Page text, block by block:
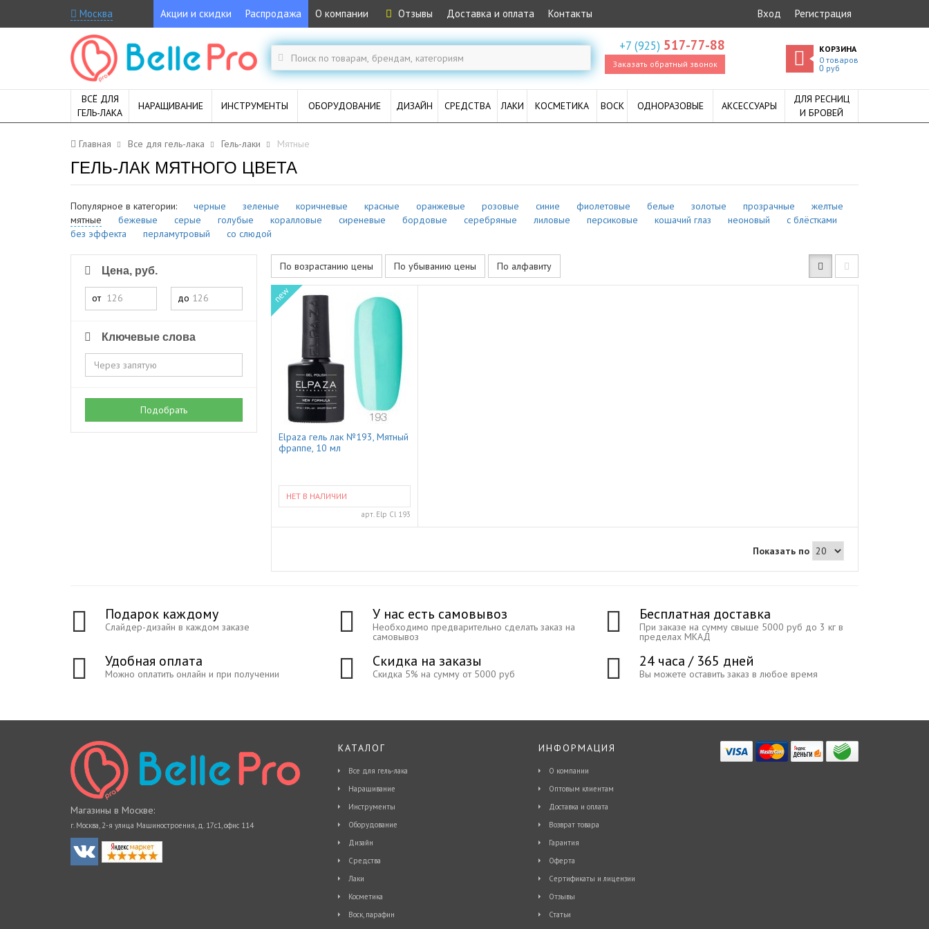
Москва Акции и скидки Распродажа О компании Отзывы Доставка и оплата Контакты Вход Регистрация
+7 (925) 517-77-88
Заказать обратный звонок
КОРЗИНА
0 товаров
0руб
ВСЁ ДЛЯ
ГЕЛЬ-ЛАКА
НАРАЩИВАНИЕ ИНСТРУМЕНТЫ ОБОРУДОВАНИЕ ДИЗАЙН СРЕДСТВА ЛАКИ КОСМЕТИКА ВОСК ОДНОРАЗОВЫЕ АКСЕССУАРЫ
ДЛЯ РЕСНИЦ
И БРОВЕЙ
Главная Все для гель-лака Гель-лаки Мятные
ГЕЛЬ-ЛАК МЯТНОГО ЦВЕТА
Популярное в категории: черные зеленые коричневые красные оранжевые розовые синие фиолетовые белые золотые прозрачные
желтые
мятные
бежевые серые голубые коралловые сиреневые бордовые серебряные лиловые персиковые кошачий глаз неоновый
с блёстками
без эффекта
перламутровый со слюдой
Цена, руб.
от до
Ключевые слова
Подобрать
По возрастанию цены По убыванию цены По алфавиту
new
Elpaza гель лак №193, Мятный
фраппе, 10 мл
НЕТ В НАЛИЧИИ
арт. Elp Cl 193
Показать по
Подарок каждому
Слайдер-дизайн в каждом заказе
У нас есть самовывоз
Необходимо предварительно сделать заказ на
самовывоз
Бесплатная доставка
При заказе на сумму свыше 5000 руб до 3 кг в
пределах МКАД
Удобная оплата
Можно оплатить онлайн и при получении
Скидка на заказы
Скидка 5% на сумму от 5000 руб
24 часа / 365 дней
Вы можете оставить заказ в любое время
Магазины в Москве:
г. Москва, 2-я улица Машиностроения, д. 17с1, офис 114
КАТАЛОГ
Все для гель-лака
Наращивание
Инструменты
Оборудование
Дизайн
Средства
Лаки
Косметика
Воск, парафин
ИНФОРМАЦИЯ
О компании
Оптовым клиентам
Доставка и оплата
Возврат товара
Гарантия
Оферта
Сертификаты и лицензии
Отзывы
Статьи